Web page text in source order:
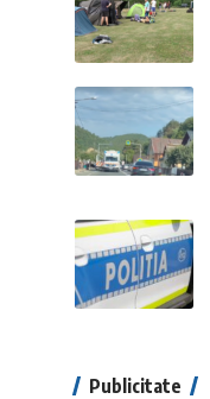
Publicitate